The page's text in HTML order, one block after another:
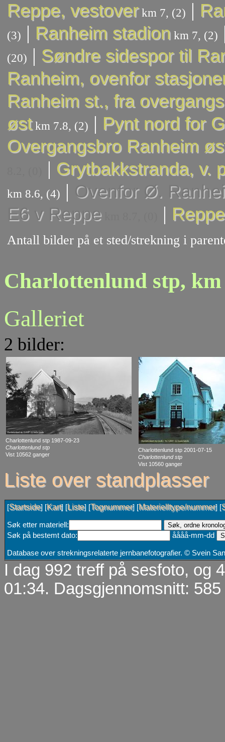
Reppe, vestoverkm 7, (2) |
(3) | Ranheim stadion km 7, (2)
(20) | Søndre sidespor til
Ranheim, ovenfor
Ranheim st., fra
østkm 7.8, (2) | Pynt nord for
Overgangsbro Ranheim
| Grytbakkstranda, v.
km 8.6, (4) | Ovenfor Ø.
E6 v Reppekm 8.7, (0) |
Antall bilder på et sted/strekning i
Charlottenlund stp, km
Galleriet
2 bilder:
Charlottenlund stp 1987-09-23
Charlottenlund stp
Vist 10562 ganger
Charlottenlund stp 2001-07-15
Charlottenlund stp
Vist 10560 ganger
Liste over standplasser
[Startside] [Kart] [Liste] [Tognummer] [Materielltype/nummer] [
Søk etter materiell:
Søk på bestemt dato:
åååå-mm-dd
Database over strekningsrelaterte jernbanefotografier. © Svein
I dag 992 treff på sesfoto, og
01:34. Dagsgjennomsnitt: 585